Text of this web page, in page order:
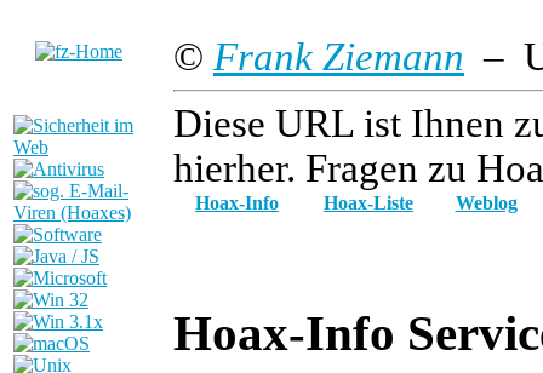
© Frank Ziemann –
Diese URL ist Ihnen
hierher. Fragen zu
Hoax-Info Hoax-Liste Weblog
Hoax-Info